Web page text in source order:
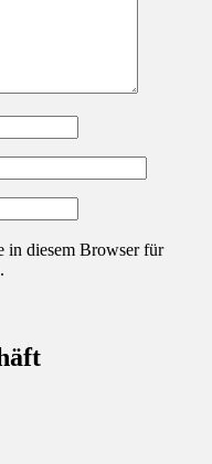
in diesem Browser für